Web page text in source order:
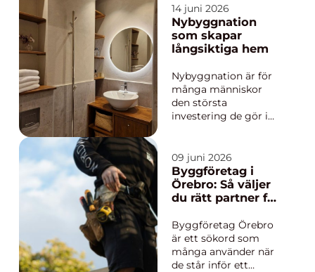
vardagsrummet ut i
det fria. Samtidigt
kräver en trädgård tid,
planering och
som Malmö, med
milda vintrar, salta
vindar...
14 juni 2026
Nybyggnation
som skapar
långsiktiga hem
Nybyggnation är för
många människor
den största
investering de gör i
det inte bara om
väggar, tak och golv,
utan om vardag,
trygghet och
r&au...
09 juni 2026
Byggföretag i
Örebro: Så väljer
du rätt partner för
Byggföretag Örebro
är ett sökord som
många använder när
de står inför ett